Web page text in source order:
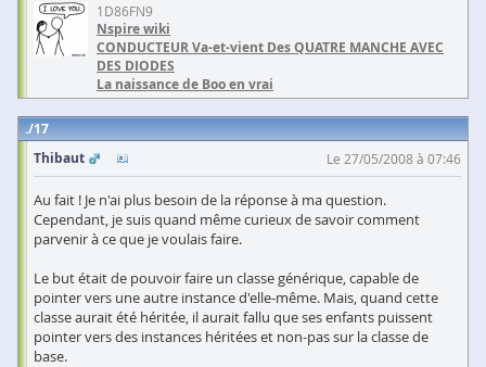
1D86FN9
Nspire wiki
CONDUCTEUR Va-et-vient Des QUATRE MANCHE AVEC
DES DIODES
La naissance de Boo en vrai
17
Thibaut
Le 27/05/2008 à 07:46
Au fait ! Je n'ai plus besoin de la réponse à ma question.
Cependant, je suis quand même curieux de savoir comment
parvenir à ce que je voulais faire.
Le but était de pouvoir faire un classe générique, capable de
pointer vers une autre instance d'elle-même. Mais, quand cette
classe aurait été héritée, il aurait fallu que ses enfants puissent
pointer vers des instances héritées et non-pas sur la classe de
base.